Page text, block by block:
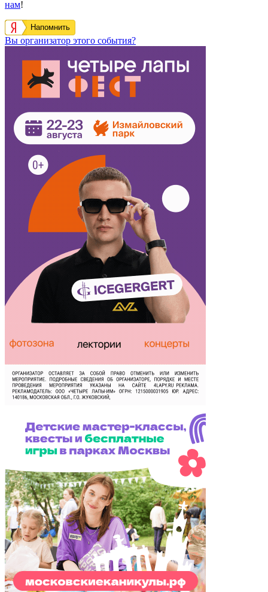
нам!
Напомнить
Вы организатор этого события?